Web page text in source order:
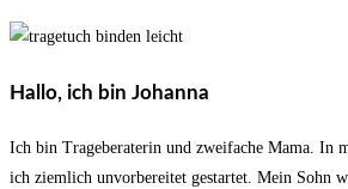
Hallo, ich bin Johanna
Ich bin Trageberaterin und zweifache Mama. In
ich ziemlich unvorbereitet gestartet. Mein Sohn